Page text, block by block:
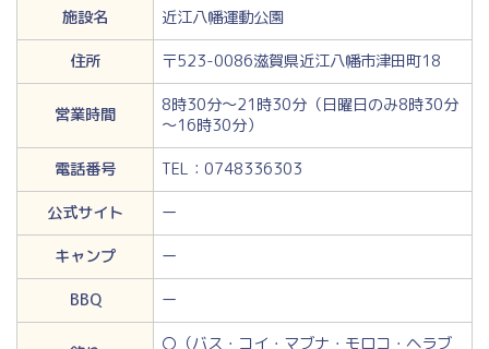
施設名
近江八幡運動公園
住所
〒523-0086滋賀県近江八幡市津田町18
営業時間
8時30分～21時30分（日曜日のみ8時30分
～16時30分）
電話番号
TEL：0748336303
公式サイト
ー
キャンプ
ー
BBQ
ー
〇（バス・コイ・マブナ・モロコ・ヘラブ